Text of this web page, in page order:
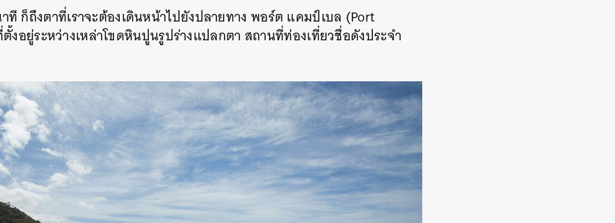
ที ก็ถึงตาที่เราจะต้องเดินหน้าไปยังปลายทาง พอร์ต แคมป์เบล (Port
งอยู่ระหว่างเหล่าโขดหินปูนรูปร่างแปลกตา สถานที่ท่องเที่ยวชื่อดังประจำ